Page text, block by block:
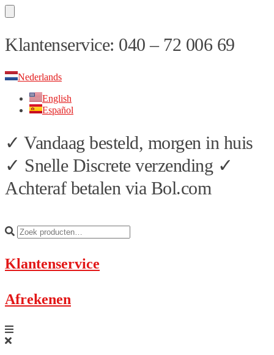
Skip
to
Skip
to
Klantenservice: 040 – 72 006 69
Nederlands
English
Español
✓ Vandaag besteld, morgen in huis
✓ Snelle Discrete verzending ✓
Achteraf betalen via Bol.com
Klantenservice
Afrekenen